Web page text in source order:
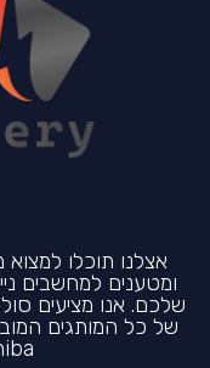
אצלנו תוכלו
ומטענים למחשבים
שלכם. אנו מציעים